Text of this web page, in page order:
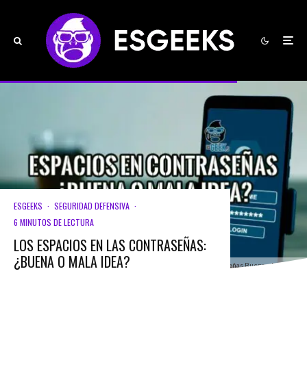
Los Espacios en las Contraseñas Buena o Mala Idea
ESGEEKS · SEGURIDAD DEFENSIVA ·
6 MINUTOS DE LECTURA
LOS ESPACIOS EN LAS CONTRASEÑAS:
¿BUENA O MALA IDEA?